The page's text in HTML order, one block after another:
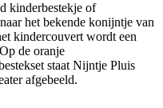
kinderbestekje of
het bekende konijntje van
kindercouvert wordt een
de oranje
staat Nijntje Pluis
afgebeeld.